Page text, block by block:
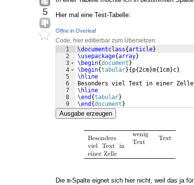
5 Hier mal eine Test-Tabelle:
Öffne in Overleaf
Code, hier editierbar zum Übersetzen:
1
2
3
4
5
6
7
8
9
\documentclass{article}
\usepackage{array}
\begin{document }
\begin{tabular}{ p{2cm}m{ 1cm}c}
\hline
Besonders viel Text in einer Zelle
\hline
\end {tabular}
\end {document }
Ausgabe erzeugen
Die m-Spalte eignet sich hier nicht, weil das ja